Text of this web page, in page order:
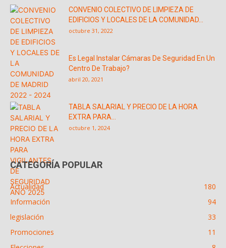
CONVENIO COLECTIVO DE LIMPIEZA DE
EDIFICIOS Y LOCALES DE LA COMUNIDAD...
octubre 31, 2022
Es Legal Instalar Cámaras De Seguridad En Un
Centro De Trabajo?
abril 20, 2021
TABLA SALARIAL Y PRECIO DE LA HORA
EXTRA PARA...
octubre 1, 2024
CATEGORÍA POPULAR
Actualidad
180
Información
94
legislación
33
Promociones
11